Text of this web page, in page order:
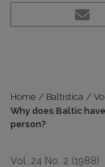
Home / Baltistica /
Why does Baltic
person?
Vol. 24 No. 2 (1988)